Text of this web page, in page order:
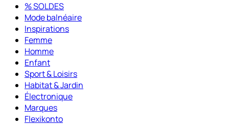
% SOLDES
Mode balnéaire
Inspirations
Femme
Homme
Enfant
Sport & Loisirs
Habitat & Jardin
Électronique
Marques
Flexikonto